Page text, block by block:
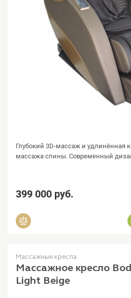
Глубокий 3D-массаж и удлинённая
массажа спины. Современный
399 000 руб.
Массажные кресла
Массажное кресло
Light Beige